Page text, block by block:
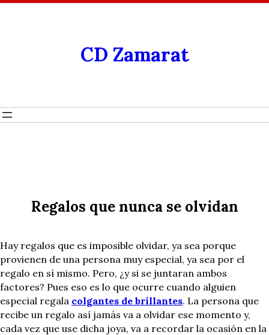
CD Zamarat
Regalos que nunca se olvidan
Hay regalos que es imposible olvidar, ya sea porque
provienen de una persona muy especial, ya sea por el
regalo en sí mismo. Pero, ¿y si se juntaran ambos
factores? Pues eso es lo que ocurre cuando alguien
especial regala colgantes de brillantes. La persona que
recibe un regalo así jamás va a olvidar ese momento y,
cada vez que use dicha joya, va a recordar la ocasión en la